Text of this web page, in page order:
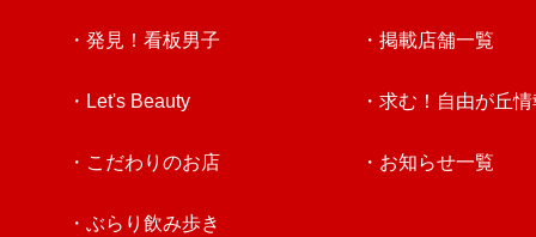
・発見！看板男子
・Let's Beauty
・こだわりのお店
・ぶらり飲み歩き
・掲載店舗一覧
・求む！自由が丘
・お知らせ一覧